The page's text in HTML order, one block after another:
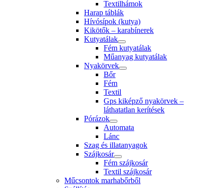
Textilhámok
Harap táblák
Hívósípok (kutya)
Kikötők – karabínerek
Kutyatálak
Fém kutyatálak
Műanyag kutyatálak
Nyakörvek
Bőr
Fém
Textil
Gps kiképző nyakörvek –
láthatatlan kerítések
Pórázok
Automata
Lánc
Szag és illatanyagok
Szájkosár
Fém szájkosár
Textil szájkosár
Műcsontok marhabőrből